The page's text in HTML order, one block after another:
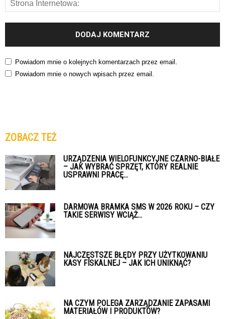
Powiadom mnie o kolejnych komentarzach przez email.
Powiadom mnie o nowych wpisach przez email.
ZOBACZ TEŻ
URZĄDZENIA WIELOFUNKCYJNE CZARNO-BIAŁE
– JAK WYBRAĆ SPRZĘT, KTÓRY REALNIE
USPRAWNI PRACĘ...
DARMOWA BRAMKA SMS W 2026 ROKU – CZY
TAKIE SERWISY WCIĄŻ...
NAJCZĘSTSZE BŁĘDY PRZY UŻYTKOWANIU
KASY FISKALNEJ – JAK ICH UNIKNĄĆ?
NA CZYM POLEGA ZARZĄDZANIE ZAPASAMI
MATERIAŁÓW I PRODUKTÓW?